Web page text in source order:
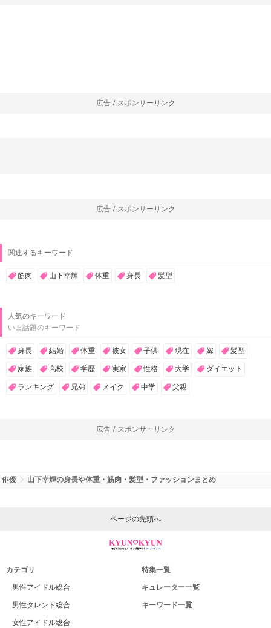
広告 / スポンサーリンク
広告 / スポンサーリンク
関連するキーワード
筋肉 山下幸輝 体重 身長 髪型
人気のキーワード
いま話題のキーワード
身長 結婚 体重 彼女 子供 現在 嫁 髪型
家族 高校 学歴 実家 性格 大学 ダイエット
ランキング 兄弟 メイク 中学 父親
広告 / スポンサーリンク
俳優 山下幸輝の身長や体重・筋肉・髪型・ファッションまとめ
ページの先頭へ
カテゴリ
男性アイドル総合
男性タレント総合
女性アイドル総合
特集一覧
キュレーター一覧
キーワード一覧